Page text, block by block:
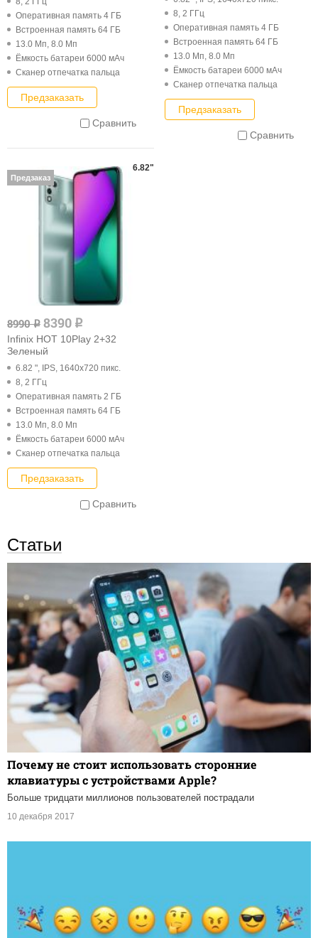
Оперативная память 4 ГБ
Встроенная память 64 ГБ
13.0 Мп, 8.0 Мп
Ёмкость батареи 6000 мАч
Cканер отпечатка пальца
Предзаказать
Сравнить
8, 2 ГГц
Оперативная память 4 ГБ
Встроенная память 64 ГБ
13.0 Мп, 8.0 Мп
Ёмкость батареи 6000 мАч
Cканер отпечатка пальца
Предзаказать
Сравнить
8990q 8390 q
Infinix HOT 10Play 2+32
Зеленый
6.82 ", IPS, 1640x720 пикс.
8, 2 ГГц
Оперативная память 2 ГБ
Встроенная память 64 ГБ
13.0 Мп, 8.0 Мп
Ёмкость батареи 6000 мАч
Cканер отпечатка пальца
Предзаказать
Сравнить
6.82"
Предзаказ
Статьи
Почему не стоит использовать сторонние
клавиатуры с устройствами Apple?
Больше тридцати миллионов пользователей пострадали
10 декабря 2017